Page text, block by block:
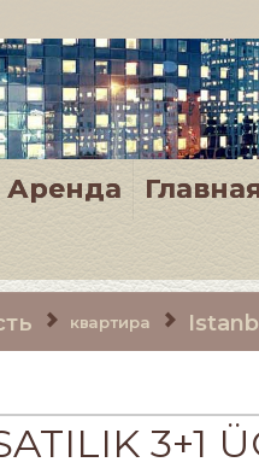
Аренда
квартира
3+1